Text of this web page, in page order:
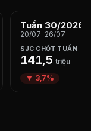
Tuần 30/2026
20/07–26/07
SJC CHỐT TUẦN
141,5 triệu
▼ 3,7%